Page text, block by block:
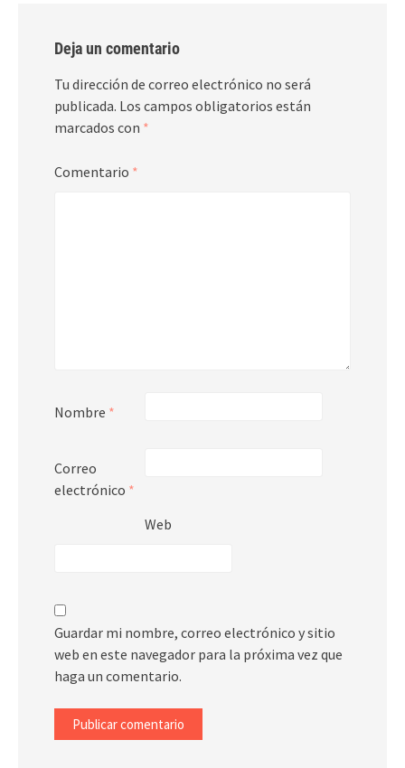
Deja un comentario
Tu dirección de correo electrónico no será
publicada. Los campos obligatorios están
marcados con *
Comentario *
Nombre *
Correo
electrónico *
Web
Guardar mi nombre, correo electrónico y sitio
web en este navegador para la próxima vez que
haga un comentario.